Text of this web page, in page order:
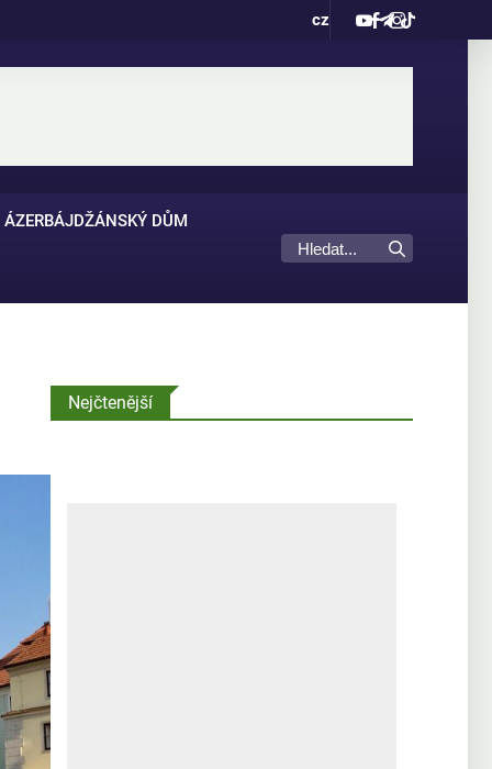
cz
ÁZERBÁJDŽÁNSKÝ DŮM
Nejčtenější